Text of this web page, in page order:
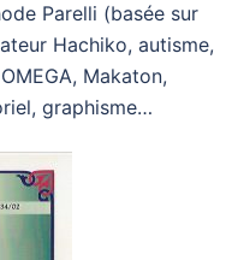
Parelli (basée sur
Hachiko, autisme,
Makaton,
graphisme…